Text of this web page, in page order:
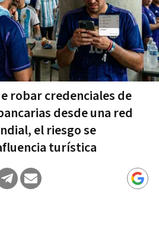
robar credenciales de
desde una red
el riesgo se
turística